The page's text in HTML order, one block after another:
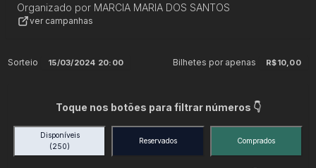
Organizado por MARCIA MARIA DOS SANTOS
ver campanhas
Sorteio 15/03/2024 20:00 Bilhetes por apenas R$10,00
Toque nos botões para filtrar números 👇
Disponíveis
(250)
Reservados Comprados